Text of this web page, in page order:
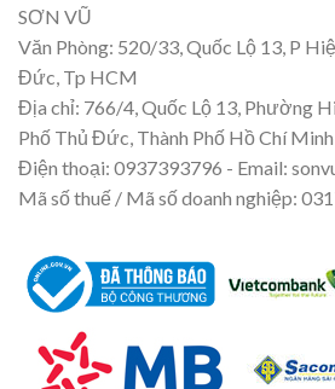
SƠN VŨ
Văn Phòng: 520/33, Quốc Lộ 13, P
Đức, Tp HCM
Địa chỉ: 766/4, Quốc Lộ 13, Phường
Phố Thủ Đức, Thành Phố Hồ Chí Minh
Điện thoại: 0937393796 - Email:
Mã số thuế / Mã số doanh nghiệp: